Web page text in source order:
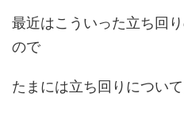
最近はこういった立ち回
ので
たまには立ち回りについ